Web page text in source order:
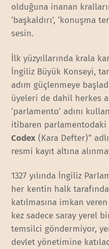
olduğuna inanan
‘başkaldırı’, ‘konuşma
sesin.
İlk yüzyıllarında krala
İngiliz Büyük Konseyi,
adım güçlenmeye
üyeleri de dahil herkes
‘parlamento’ adını
itibaren parlamentodaki
Codex (Kara Defter)”
resmi kayıt altına
1327 yılında İngiliz
her kentin halk
katılmasına imkan
kez sadece saray yerel
temsilci göndermiyor,
devlet yönetimine